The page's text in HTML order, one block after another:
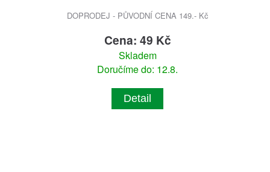
DOPRODEJ - PŮVODNÍ CENA 149.- Kč
Cena: 49 Kč
Skladem
Doručíme do: 12.8.
Detail